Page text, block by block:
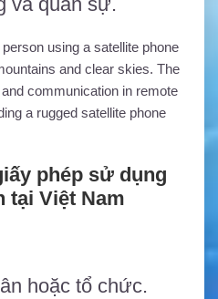
phép sử dụng
tại Việt Nam
hoặc tổ chức.